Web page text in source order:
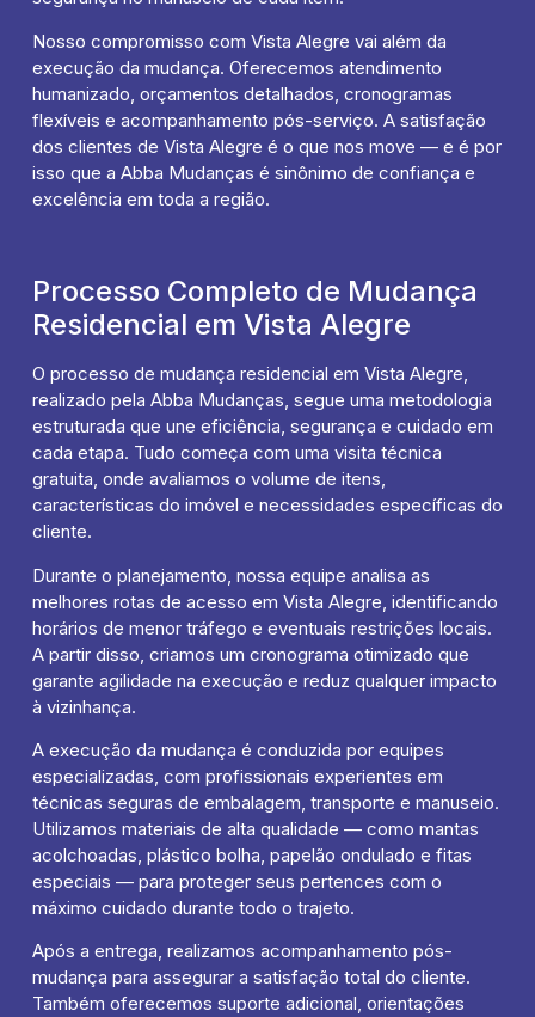
Nosso compromisso com Vista Alegre vai além da
execução da mudança. Oferecemos atendimento
humanizado, orçamentos detalhados, cronogramas
flexíveis e acompanhamento pós-serviço. A satisfação
dos clientes de Vista Alegre é o que nos move — e é por
isso que a Abba Mudanças é sinônimo de confiança e
excelência em toda a região.
Processo Completo de Mudança
Residencial em Vista Alegre
O processo de mudança residencial em Vista Alegre,
realizado pela Abba Mudanças, segue uma metodologia
estruturada que une eficiência, segurança e cuidado em
cada etapa. Tudo começa com uma visita técnica
gratuita, onde avaliamos o volume de itens,
características do imóvel e necessidades específicas do
cliente.
Durante o planejamento, nossa equipe analisa as
melhores rotas de acesso em Vista Alegre, identificando
horários de menor tráfego e eventuais restrições locais.
A partir disso, criamos um cronograma otimizado que
garante agilidade na execução e reduz qualquer impacto
à vizinhança.
A execução da mudança é conduzida por equipes
especializadas, com profissionais experientes em
técnicas seguras de embalagem, transporte e manuseio.
Utilizamos materiais de alta qualidade — como mantas
acolchoadas, plástico bolha, papelão ondulado e fitas
especiais — para proteger seus pertences com o
máximo cuidado durante todo o trajeto.
Após a entrega, realizamos acompanhamento pós-
mudança para assegurar a satisfação total do cliente.
Também oferecemos suporte adicional, orientações